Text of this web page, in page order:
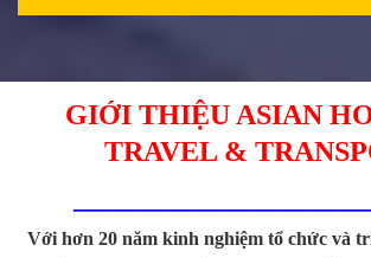
GIỚI THIỆU ASIAN
TRAVEL &
Với hơn 20 năm kinh nghiệm tổ chức và